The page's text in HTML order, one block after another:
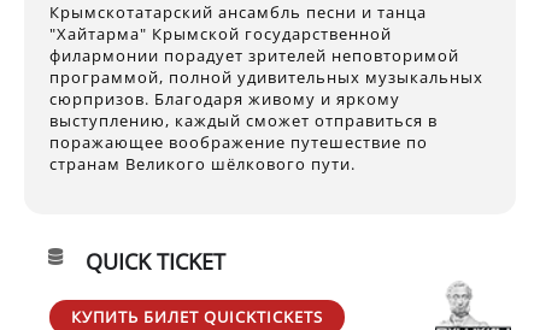
Крымскотатарский ансамбль песни и танца
"Хайтарма" Крымской государственной
филармонии порадует зрителей неповторимой
программой, полной удивительных музыкальных
сюрпризов. Благодаря живому и яркому
выступлению, каждый сможет отправиться в
поражающее воображение путешествие по
странам Великого шёлкового пути.
QUICK TICKET
КУПИТЬ БИЛЕТ QUICKTICKETS